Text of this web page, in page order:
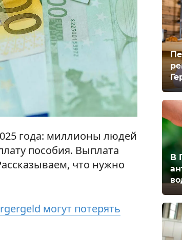
года: миллионы людей
пособия. Выплата
что нужно
могут потерять
В